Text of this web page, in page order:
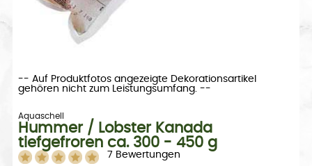
-- Auf Produktfotos angezeigte Dekorationsartikel
gehören nicht zum Leistungsumfang. --
Aquaschell
Hummer / Lobster Kanada
tiefgefroren ca. 300 - 450 g
7 Bewertungen